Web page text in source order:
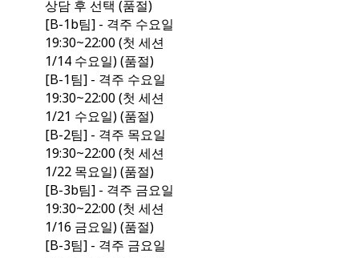
상담 후 선택 (품절)
[B-1b팀] - 격주 수요일
19:30~22:00 (첫 세션
1/14 수요일) (품절)
[B-1팀] - 격주 수요일
19:30~22:00 (첫 세션
1/21 수요일) (품절)
[B-2팀] - 격주 목요일
19:30~22:00 (첫 세션
1/22 목요일) (품절)
[B-3b팀] - 격주 금요일
19:30~22:00 (첫 세션
1/16 금요일) (품절)
[B-3팀] - 격주 금요일